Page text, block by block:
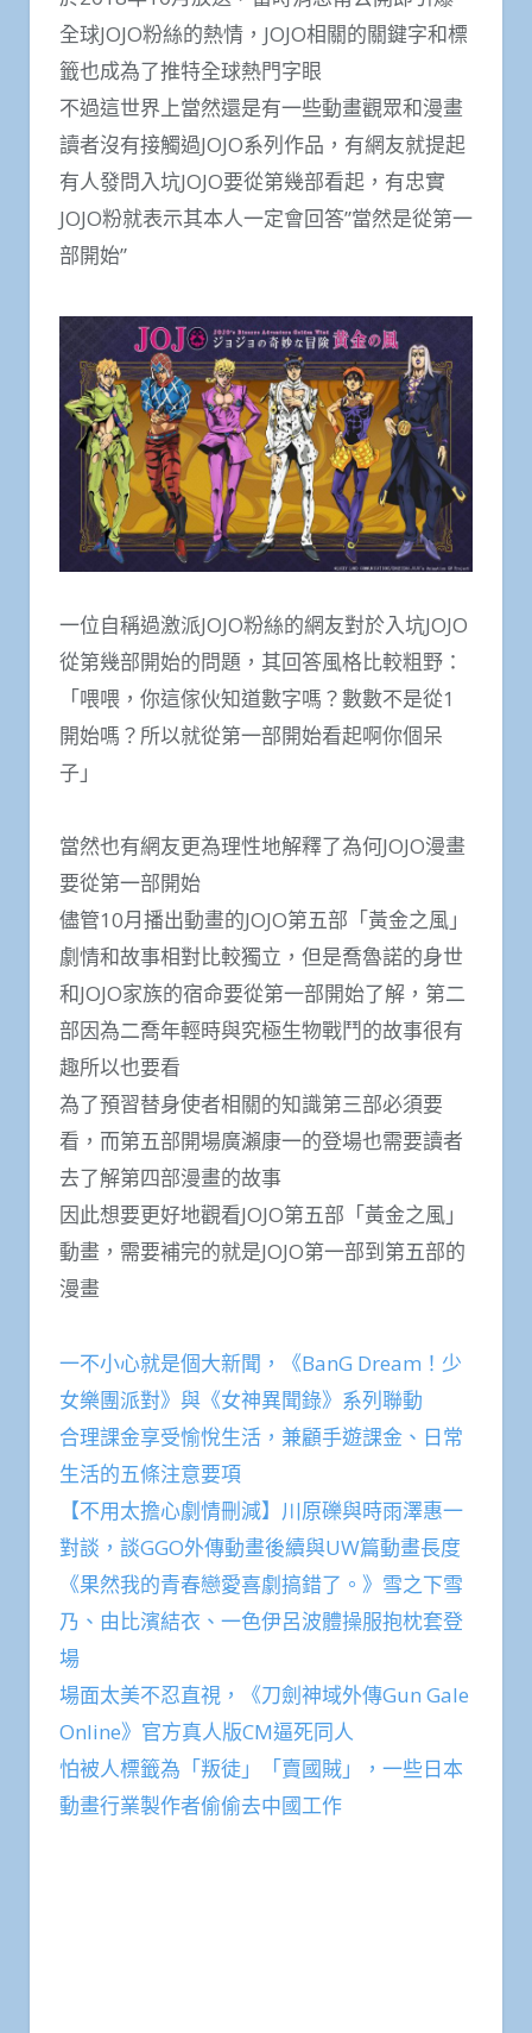
全球JOJO粉絲的熱情，JOJO相關的關鍵字和標
籤也成為了推特全球熱門字眼
不過這世界上當然還是有一些動畫觀眾和漫畫
讀者沒有接觸過JOJO系列作品，有網友就提起
有人發問入坑JOJO要從第幾部看起，有忠實
JOJO粉就表示其本人一定會回答”當然是從第一
部開始”
一位自稱過激派JOJO粉絲的網友對於入坑JOJO
從第幾部開始的問題，其回答風格比較粗野：
「喂喂，你這傢伙知道數字嗎？數數不是從1
開始嗎？所以就從第一部開始看起啊你個呆
子」
當然也有網友更為理性地解釋了為何JOJO漫畫
要從第一部開始
儘管10月播出動畫的JOJO第五部「黃金之風」
劇情和故事相對比較獨立，但是喬魯諾的身世
和JOJO家族的宿命要從第一部開始了解，第二
部因為二喬年輕時與究極生物戰鬥的故事很有
趣所以也要看
為了預習替身使者相關的知識第三部必須要
看，而第五部開場廣瀨康一的登場也需要讀者
去了解第四部漫畫的故事
因此想要更好地觀看JOJO第五部「黃金之風」
動畫，需要補完的就是JOJO第一部到第五部的
漫畫
一不小心就是個大新聞，《BanG Dream！少
女樂團派對》與《女神異聞錄》系列聯動
合理課金享受愉悅生活，兼顧手遊課金、日常
生活的五條注意要項
【不用太擔心劇情刪減】川原礫與時雨澤惠一
對談，談GGO外傳動畫後續與UW篇動畫長度
《果然我的青春戀愛喜劇搞錯了。》雪之下雪
乃、由比濱結衣、一色伊呂波體操服抱枕套登
場
場面太美不忍直視，《刀劍神域外傳Gun Gale
Online》官方真人版CM逼死同人
怕被人標籤為「叛徒」「賣國賊」，一些日本
動畫行業製作者偷偷去中國工作